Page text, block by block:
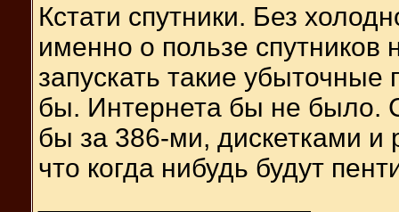
Кстати спутники. Без
именно о пользе
запускать такие
бы. Интернета бы не было.
бы за 386-ми, дискетками и
что когда нибудь будут